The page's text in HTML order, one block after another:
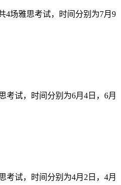
4场雅思考试，时间分别为7月9
考试，时间分别为6月4日，6月
考试，时间分别为4月2日，4月